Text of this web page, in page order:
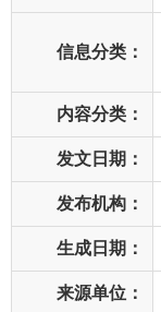
信息分类：
内容分类：
发文日期：
发布机构：
生成日期：
来源单位：